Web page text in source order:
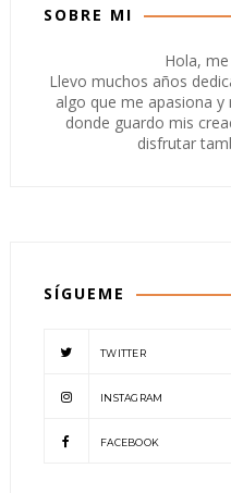
SOBRE MI
Hola,
Llevo muchos años
algo que me apasiona
donde guardo mis
disfrutar
SÍGUEME
TWITTER
INSTAGRAM
FACEBOOK